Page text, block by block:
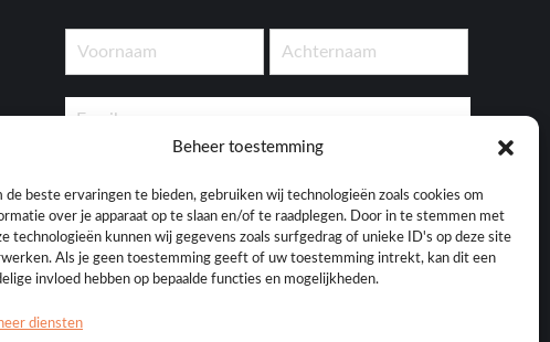
Beheer toestemming
de beste ervaringen te bieden, gebruiken wij technologieën zoals cookies om
over je apparaat op te slaan en/of te raadplegen. Door in te stemmen met
technologieën kunnen wij gegevens zoals surfgedrag of unieke ID's op deze site
Als je geen toestemming geeft of uw toestemming intrekt, kan dit een
invloed hebben op bepaalde functies en mogelijkheden.
diensten
Ik heb de privacyverklaring gelezen en ga akkoord
met het verwerken van mijn gegevens
Deze site wordt beschermd door hCaptcha en het privacybeleid
en de
servicevoorwaardenzijn van toepassing.